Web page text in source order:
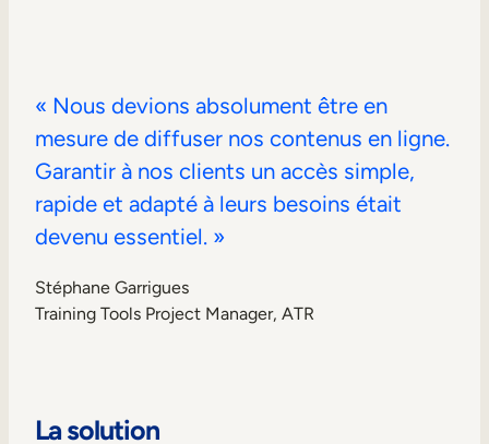
« Nous devions absolument être en
mesure de diffuser nos contenus en ligne.
Garantir à nos clients un accès simple,
rapide et adapté à leurs besoins était
devenu essentiel. »
Stéphane Garrigues
Training Tools Project Manager, ATR
La solution